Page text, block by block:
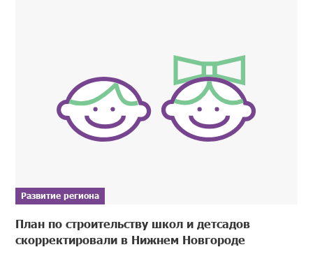
Развитие региона
План по строительству школ и детсадов
скорректировали в Нижнем Новгороде